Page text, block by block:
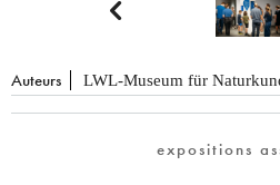

Auteurs LWL-Museum für
expositions